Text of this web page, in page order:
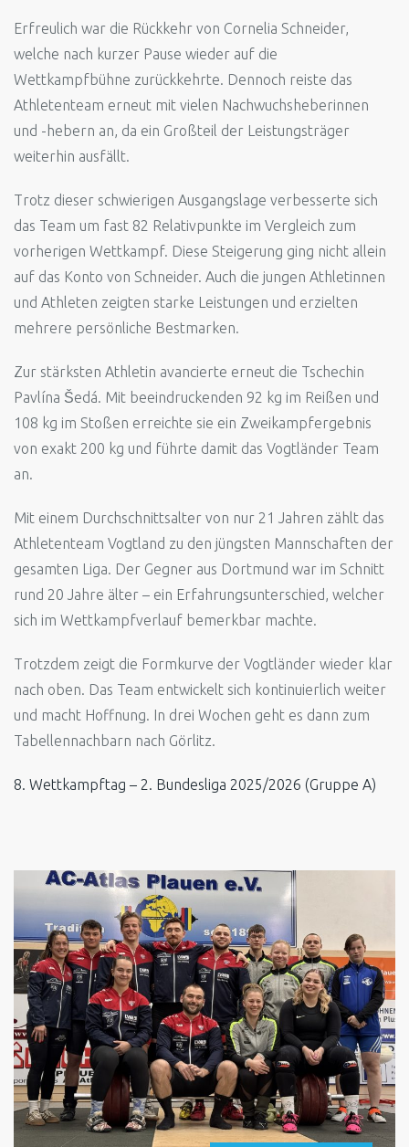
Erfreulich war die Rückkehr von Cornelia Schneider,
welche nach kurzer Pause wieder auf die
Wettkampfbühne zurückkehrte. Dennoch reiste das
Athletenteam erneut mit vielen Nachwuchsheberinnen
und -hebern an, da ein Großteil der Leistungsträger
weiterhin ausfällt.
Trotz dieser schwierigen Ausgangslage verbesserte sich
das Team um fast 82 Relativpunkte im Vergleich zum
vorherigen Wettkampf. Diese Steigerung ging nicht allein
auf das Konto von Schneider. Auch die jungen Athletinnen
und Athleten zeigten starke Leistungen und erzielten
mehrere persönliche Bestmarken.
Zur stärksten Athletin avancierte erneut die Tschechin
Pavlína Šedá. Mit beeindruckenden 92 kg im Reißen und
108 kg im Stoßen erreichte sie ein Zweikampfergebnis
von exakt 200 kg und führte damit das Vogtländer Team
an.
Mit einem Durchschnittsalter von nur 21 Jahren zählt das
Athletenteam Vogtland zu den jüngsten Mannschaften der
gesamten Liga. Der Gegner aus Dortmund war im Schnitt
rund 20 Jahre älter – ein Erfahrungsunterschied, welcher
sich im Wettkampfverlauf bemerkbar machte.
Trotzdem zeigt die Formkurve der Vogtländer wieder klar
nach oben. Das Team entwickelt sich kontinuierlich weiter
und macht Hoffnung. In drei Wochen geht es dann zum
Tabellennachbarn nach Görlitz.
8. Wettkampftag – 2. Bundesliga 2025/2026 (Gruppe A)